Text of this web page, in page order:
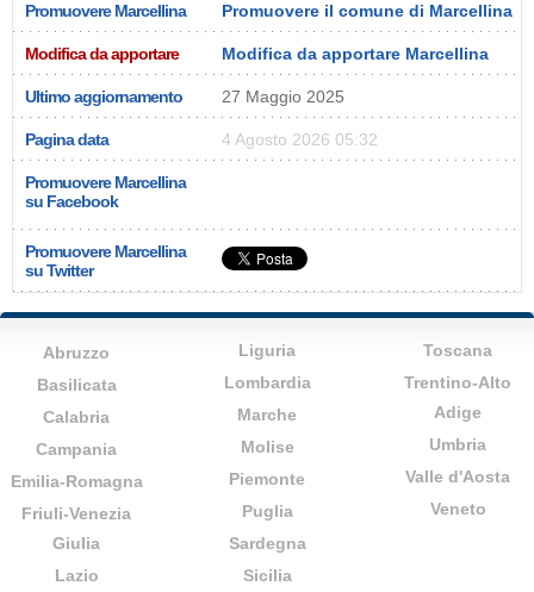
Promuovere Marcellina Promuovere il comune di Marcellina
Modifica da apportare Modifica da apportare Marcellina
Ultimo aggiornamento 27 Maggio 2025
Pagina data 4 Agosto 2026 05:32
Promuovere Marcellina
su Facebook
Promuovere Marcellina
su Twitter
Abruzzo
Basilicata
Calabria
Campania
Emilia-Romagna
Friuli-Venezia
Giulia
Lazio
Liguria
Lombardia
Marche
Molise
Piemonte
Puglia
Sardegna
Sicilia
Toscana
Trentino-Alto
Adige
Umbria
Valle d'Aosta
Veneto